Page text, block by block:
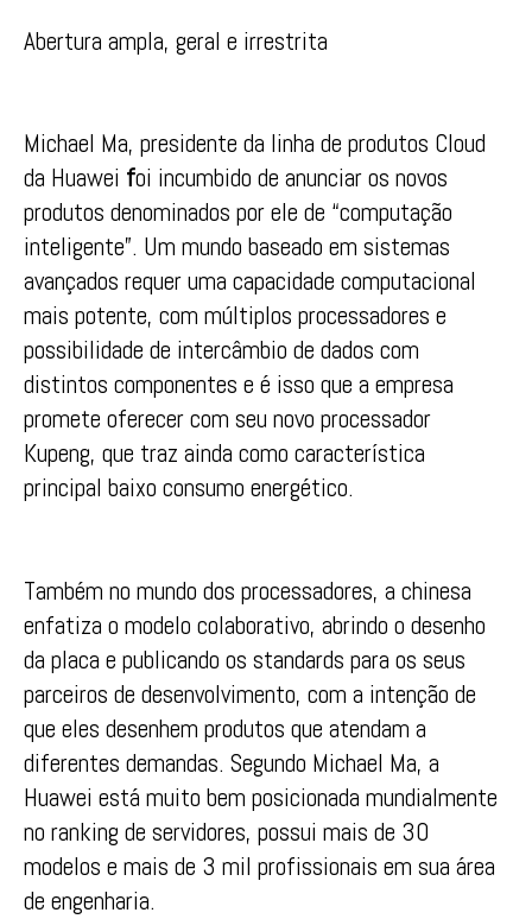
Abertura ampla, geral e irrestrita
Michael Ma, presidente da linha de produtos Cloud
da Huawei foi incumbido de anunciar os novos
produtos denominados por ele de “computação
inteligente”. Um mundo baseado em sistemas
avançados requer uma capacidade computacional
mais potente, com múltiplos processadores e
possibilidade de intercâmbio de dados com
distintos componentes e é isso que a empresa
promete oferecer com seu novo processador
Kupeng, que traz ainda como característica
principal baixo consumo energético.
Também no mundo dos processadores, a chinesa
enfatiza o modelo colaborativo, abrindo o desenho
da placa e publicando os standards para os seus
parceiros de desenvolvimento, com a intenção de
que eles desenhem produtos que atendam a
diferentes demandas. Segundo Michael Ma, a
Huawei está muito bem posicionada mundialmente
no ranking de servidores, possui mais de 30
modelos e mais de 3 mil profissionais em sua área
de engenharia.